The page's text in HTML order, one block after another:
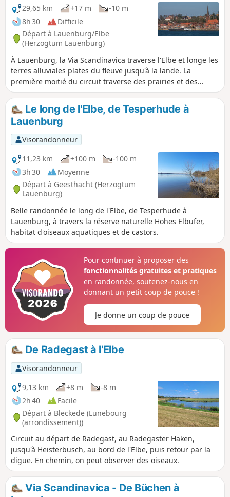
29,65 km
+17 m
-10 m
8h 30
Difficile
Départ à Lauenburg/Elbe
(Herzogtum Lauenburg)
À Lauenburg, la Via Scandinavica traverse l'Elbe et longe les
terres alluviales plates du fleuve jusqu'à la lande. La
première moitié du circuit traverse des prairies et des
champs, principalement sur des chemins agricoles bien
aménagés. À partir de St. Dyonis, le paysage change. Il
devient plus sablonneux et les forêts de pins typiques de la
région de la lande dominent le paysage. Le dernier tiers du
chemin longe l'Ilmenau, puis mène à Lunebourg.
Le long de l'Elbe, de Tesperhude à
Lauenburg
Visorandonneur
11,23 km
+100 m
-100 m
3h 30
Moyenne
Départ à Geesthacht (Herzogtum
Lauenburg)
Belle randonnée le long de l'Elbe, de Tesperhude à
Lauenburg, à travers la réserve naturelle Hohes Elbufer,
habitat d'oiseaux aquatiques et de castors.
Pour continuer à proposer des
fonctionnalités gratuites et pratiques
en randonnée, soutenez-nous en
donnant un petit coup de pouce !
Je donne un coup de pouce
De Radegast à l'Elbe
Visorandonneur
9,13 km
+8 m
-8 m
2h 40
Facile
Départ à Bleckede (Lunebourg
(arrondissement))
Circuit au départ de Radegast, au Radegaster Haken,
jusqu'à Heisterbusch, au bord de l'Elbe, puis retour par la
digue. En chemin, on peut observer des oiseaux.
Via Scandinavica - De Büchen à